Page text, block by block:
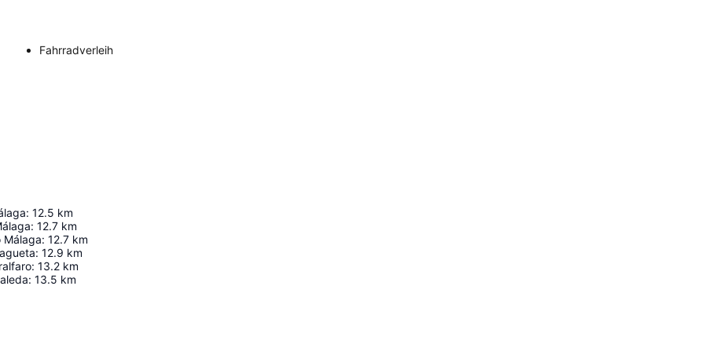
Fahrradverleih
: 12.5 km
: 12.7 km
Málaga: 12.7 km
: 12.9 km
: 13.2 km
: 13.5 km